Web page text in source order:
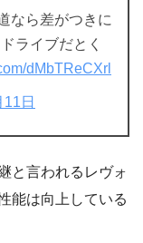
なら差がつきに
ライブだとく
dMbTReCXrl
日
と言われるレヴォ
能は向上している